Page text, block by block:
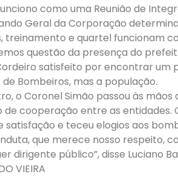
como uma Reunião de
Geral da Corporação
treinamento e quartel funcionam
questão da presença do
satisfeito por encontrar
Bombeiros, mas a população.
o Coronel Simão passou às
cooperação entre as entidades.
e teceu elogios aos
que merece nosso respeito,
dirigente público”, disse Luciano
VIEIRA